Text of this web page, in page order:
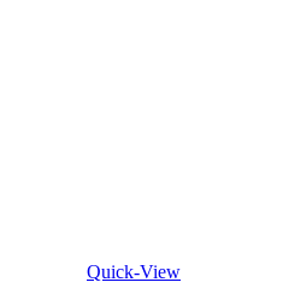
Quick-View